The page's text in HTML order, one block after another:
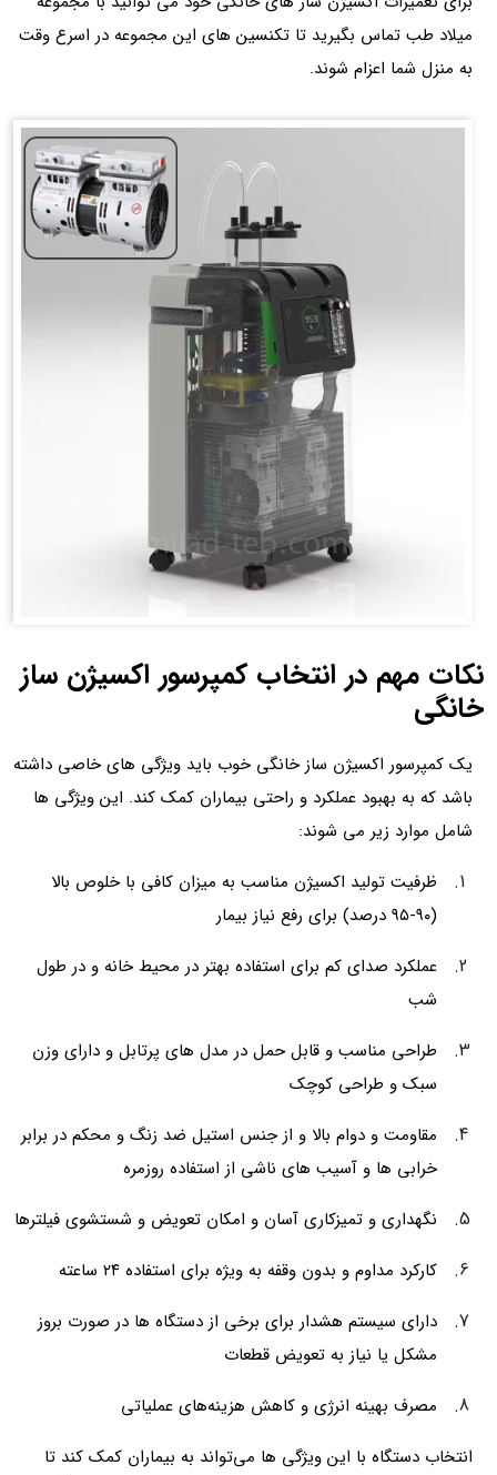
میلاد طب تماس بگیرید تا تکنسین های این مجموعه در اسرع وقت
به منزل شما اعزام شوند.
نکات مهم در انتخاب کمپرسور اکسیژن ساز
خانگی
یک کمپرسور اکسیژن ساز خانگی خوب باید ویژگی های خاصی داشته
باشد که به بهبود عملکرد و راحتی بیماران کمک کند. این ویژگی ها
شامل موارد زیر می شوند:
ظرفیت تولید اکسیژن مناسب به میزان کافی با خلوص بالا
(۹۰-۹۵ درصد) برای رفع نیاز بیمار
عملکرد صدای کم برای استفاده بهتر در محیط خانه و در طول
شب
طراحی مناسب و قابل حمل در مدل های پرتابل و دارای وزن
سبک و طراحی کوچک
مقاومت و دوام بالا و از جنس استیل ضد زنگ و محکم در برابر
خرابی ها و آسیب های ناشی از استفاده روزمره
نگهداری و تمیزکاری آسان و امکان تعویض و شستشوی فیلترها
کارکرد مداوم و بدون وقفه به ویژه برای استفاده ۲۴ ساعته
دارای سیستم هشدار برای برخی از دستگاه ها در صورت بروز
مشکل یا نیاز به تعویض قطعات
مصرف بهینه انرژی و کاهش هزینه‌های عملیاتی
انتخاب دستگاه با این ویژگی ها می‌تواند به بیماران کمک کند تا